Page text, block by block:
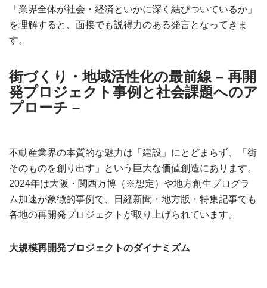
「業界全体が社会・経済といかに深く結びついているか」
を理解すると、面接でも説得力のある発言となってきま
す。
街づくり・地域活性化の最前線 – 再開
発プロジェクト事例と社会課題へのア
プローチ –
不動産業界の本質的な魅力は「建設」にとどまらず、「街
そのものを創り出す」という巨大な価値創造にあります。
2024年は大阪・関西万博（※想定）や地方創生プログラ
ム加速が象徴的事例で、日経新聞・地方版・特集記事でも
各地の再開発プロジェクトが取り上げられています。
大規模再開発プロジェクトのダイナミズム